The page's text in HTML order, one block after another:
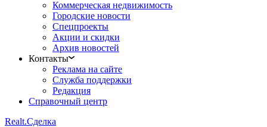
Коммерческая недвижимость
Городские новости
Спецпроекты
Акции и скидки
Архив новостей
Контакты
Реклама на сайте
Служба поддержки
Редакция
Справочный центр
Realt.Сделка